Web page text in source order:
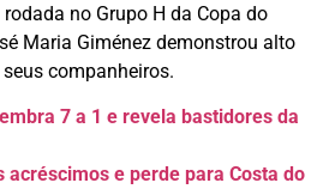
no Grupo H da Copa do
Maria Giménez demonstrou alto
companheiros.
7 a 1 e revela bastidores da
acréscimos e perde para Costa do